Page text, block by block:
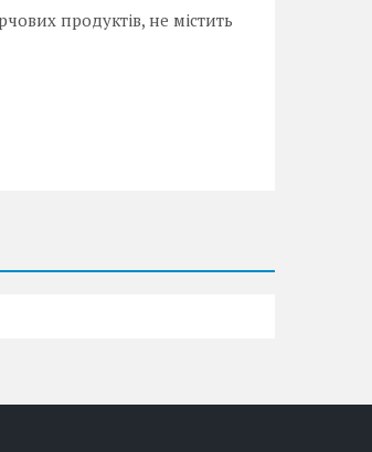
продуктів, не містить